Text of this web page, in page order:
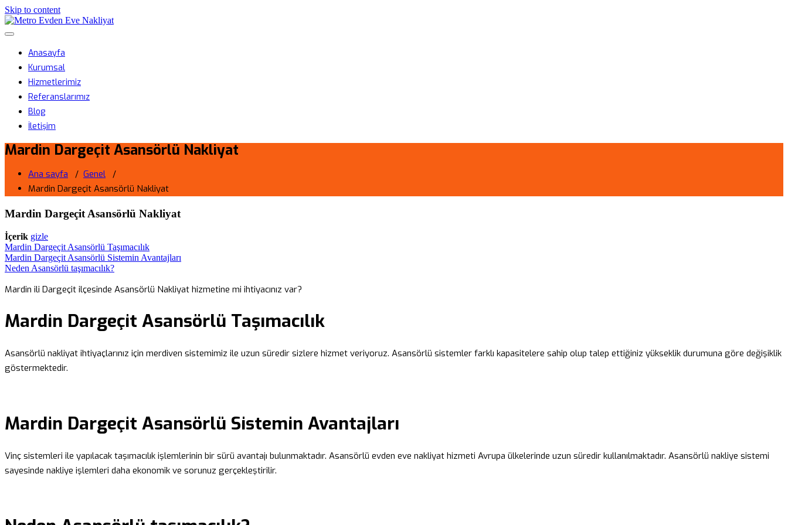
Skip to content
Metro Evden Eve Nakliyat
Anasayfa
Kurumsal
Hizmetlerimiz
Referanslarımız
Blog
İletişim
Mardin Dargeçit Asansörlü Nakliyat
Ana sayfa / Genel /
Mardin Dargeçit Asansörlü Nakliyat
Mardin Dargeçit Asansörlü Nakliyat
İçerik gizle
Mardin Dargeçit Asansörlü Taşımacılık
Mardin Dargeçit Asansörlü Sistemin Avantajları
Neden Asansörlü taşımacılık?
Mardin ili Dargeçit ilçesinde Asansörlü Nakliyat hizmetine mi ihtiyacınız var?
Mardin Dargeçit Asansörlü Taşımacılık
Asansörlü nakliyat ihtiyaçlarınız için merdiven sistemimiz ile uzun süredir sizlere hizmet veriyoruz. Asansörlü sistemler farklı kapasitelere sahip olup talep ettiğiniz yükseklik durumuna göre değişiklik
göstermektedir.
Mardin Dargeçit Asansörlü Sistemin Avantajları
Vinç sistemleri ile yapılacak taşımacılık işlemlerinin bir sürü avantajı bulunmaktadır. Asansörlü evden eve nakliyat hizmeti Avrupa ülkelerinde uzun süredir kullanılmaktadır. Asansörlü nakliye sistemi
sayesinde nakliye işlemleri daha ekonomik ve sorunuz gerçekleştirilir.